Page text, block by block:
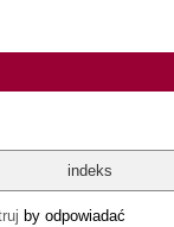
indeks
by odpowiadać